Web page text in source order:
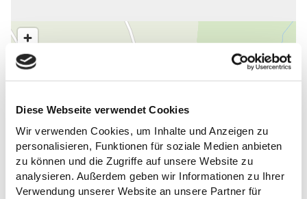
Diese Webseite verwendet Cookies
Wir verwenden Cookies, um Inhalte und Anzeigen zu
personalisieren, Funktionen für soziale Medien anbieten
zu können und die Zugriffe auf unsere Website zu
analysieren. Außerdem geben wir Informationen zu Ihrer
Verwendung unserer Website an unsere Partner für